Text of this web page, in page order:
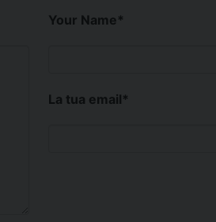
Your Name*
La tua email*